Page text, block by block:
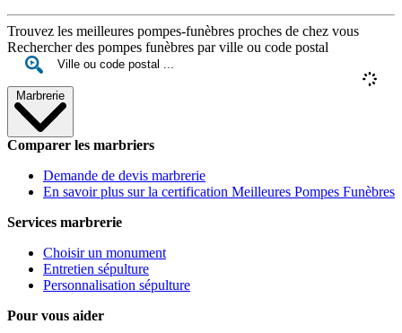
Trouvez les meilleures pompes-funèbres proches de chez vous
Rechercher des pompes funèbres par ville ou code postal
Marbrerie
Comparer les marbriers
Demande de devis marbrerie
En savoir plus sur la certification Meilleures Pompes Funèbres
Services marbrerie
Choisir un monument
Entretien sépulture
Personnalisation sépulture
Pour vous aider